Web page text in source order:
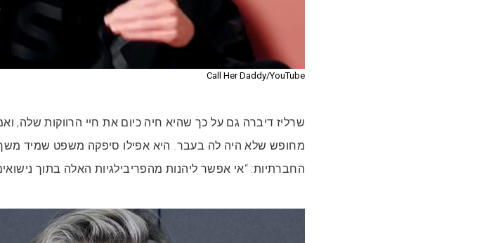
Call Her Daddy/YouTube
שרליז דיברה גם על כך שהיא חיה כיום את חיי הרווקות שלה,
מחופש שלא היה לה בעבר. היא אפילו סיפקה משפט שמיד
החברתיות: “אי אפשר ליהנות מהפריבילגיות האלה בתוך